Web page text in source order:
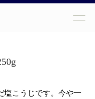
塩こうじです。今や一